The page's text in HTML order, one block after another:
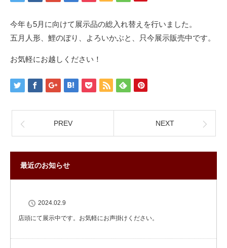
今年も5月に向けて展示品の総入れ替えを行いました。
五月人形、鯉のぼり、よろいかぶと、只今展示販売中です。
お気軽にお越しください！
PREV NEXT
最近のお知らせ
2024.02.9
店頭にて展示中です。お気軽にお声掛けください。